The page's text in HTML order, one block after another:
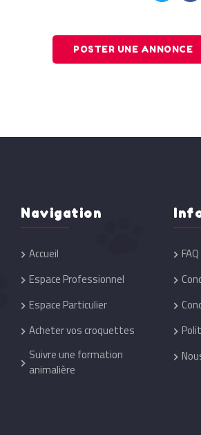
POSTER UNE ANNONCE
Navigation
Accueil
Espace Professionnel
Espace Particulier
Acheter vos croquettes
Suivre une formation
animalière
FAQ